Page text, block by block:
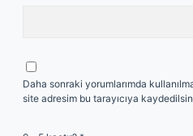
Daha sonraki yorumlarımda
site adresim bu tarayıcıya